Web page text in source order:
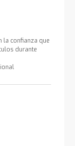
la confianza que
durante